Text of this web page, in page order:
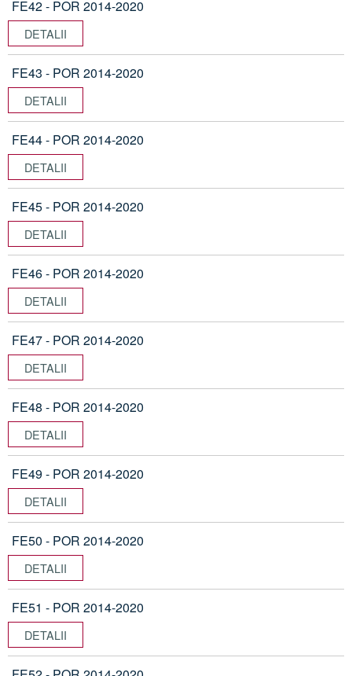
FE42 - POR 2014-2020
DETALII
FE43 - POR 2014-2020
DETALII
FE44 - POR 2014-2020
DETALII
FE45 - POR 2014-2020
DETALII
FE46 - POR 2014-2020
DETALII
FE47 - POR 2014-2020
DETALII
FE48 - POR 2014-2020
DETALII
FE49 - POR 2014-2020
DETALII
FE50 - POR 2014-2020
DETALII
FE51 - POR 2014-2020
DETALII